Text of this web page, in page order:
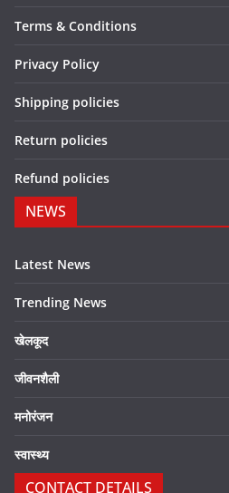
Terms & Conditions
Privacy Policy
Shipping policies
Return policies
Refund policies
NEWS
Latest News
Trending News
खेलकूद
जीवनशैली
मनोरंजन
स्वास्थ्य
CONTACT DETAILS